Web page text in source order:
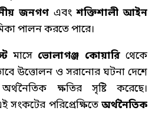
জনগণ এবংশক্তিশালী আইন
পালন করতে পারে।
মাসে ভোলাগঞ্জ কোয়ারিথেকে
উত্তোলন ও সরানোর ঘটনা দেশে
ক্ষতির সৃষ্টি করেছে।
সংকটের পরিপ্রেক্ষিতে অর্থনৈতিক